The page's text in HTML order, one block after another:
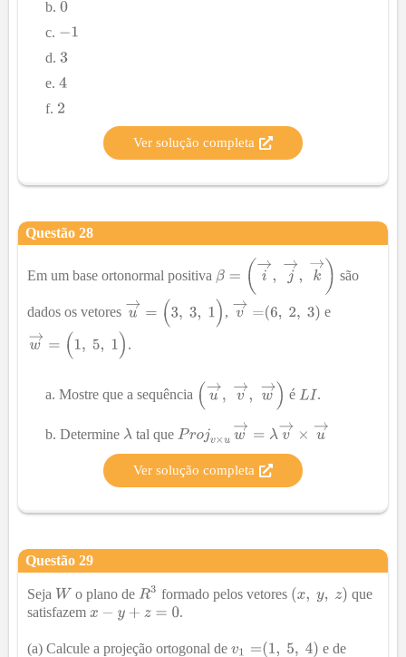
Ver solução completa
Questão 28
Em um base ortonormal positiva são
dados os vetores , e
.
Mostre que a sequência é .
Determine tal que
Ver solução completa
Questão 29
Seja o plano de formado pelos vetores
que
satisfazem
.
(a) Calcule a projeção ortogonal de
e de